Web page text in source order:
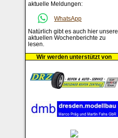
aktuelle Meldungen:
WhatsApp
Natürlich gibt es auch hier unsere
aktuellen Wochenberichte zu
lesen.
Wir werden unterstützt von